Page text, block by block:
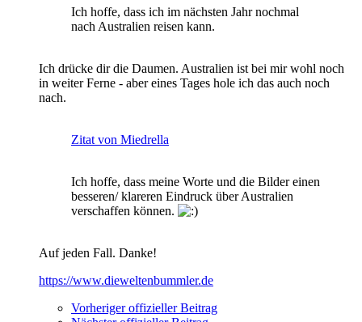
Ich hoffe, dass ich im nächsten Jahr nochmal
nach Australien reisen kann.
Ich drücke dir die Daumen. Australien ist bei mir wohl noch
in weiter Ferne - aber eines Tages hole ich das auch noch
nach.
Zitat von Miedrella
Ich hoffe, dass meine Worte und die Bilder einen
besseren/ klareren Eindruck über Australien
verschaffen können.
Auf jeden Fall. Danke!
https://www.dieweltenbummler.de
Vorheriger offizieller Beitrag